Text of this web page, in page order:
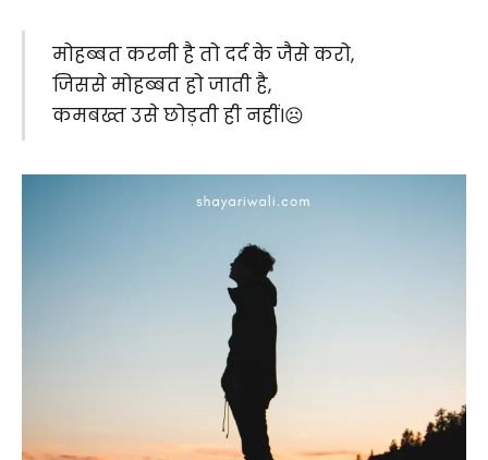
मोहब्बत करनी है तो दर्द के जैसे करो,
जिससे मोहब्बत हो जाती है,
कमबख्त उसे छोड़ती ही नहीं।☹️